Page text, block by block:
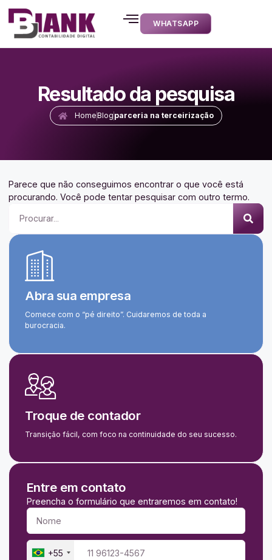
WHATSAPP
Resultado da pesquisa
HomeBlog parceria na terceirização
Parece que não conseguimos encontrar o que você está
procurando. Você pode tentar pesquisar com outro termo.
Abra sua empresa
Comece com o “pé direito”. Cuidaremos de toda a
burocracia.
Troque de contador
Transição fácil, com foco na continuidade do seu sucesso.
Entre em contato
Preencha o formulário que entraremos em contato!
+55